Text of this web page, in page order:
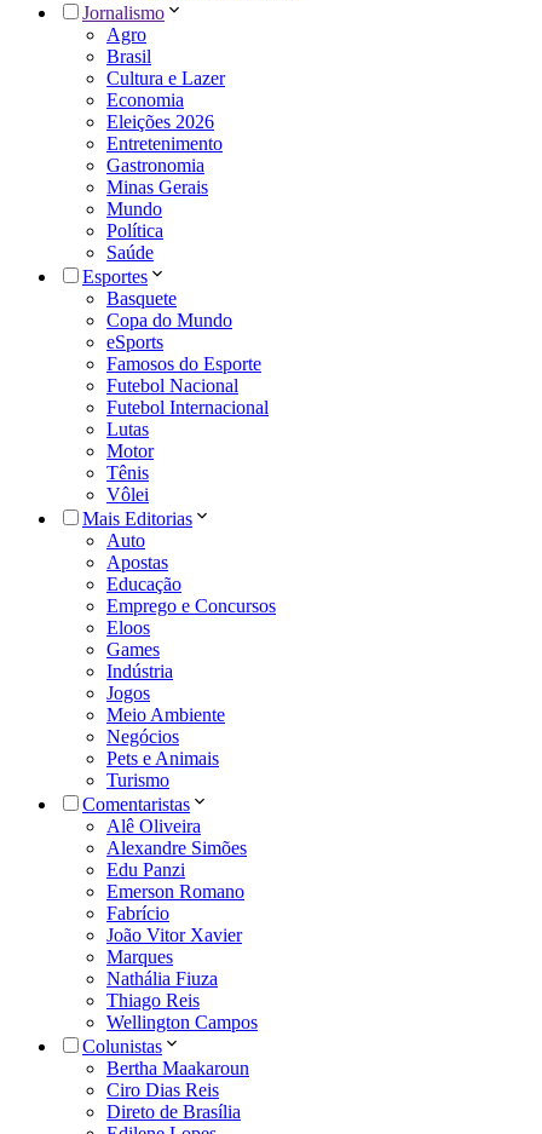
Jornalismo
Agro
Brasil
Cultura e Lazer
Economia
Eleições 2026
Entretenimento
Gastronomia
Minas Gerais
Mundo
Política
Saúde
Esportes
Basquete
Copa do Mundo
eSports
Famosos do Esporte
Futebol Nacional
Futebol Internacional
Lutas
Motor
Tênis
Vôlei
Mais Editorias
Auto
Apostas
Educação
Emprego e Concursos
Eloos
Games
Indústria
Jogos
Meio Ambiente
Negócios
Pets e Animais
Turismo
Comentaristas
Alê Oliveira
Alexandre Simões
Edu Panzi
Emerson Romano
Fabrício
João Vitor Xavier
Marques
Nathália Fiuza
Thiago Reis
Wellington Campos
Colunistas
Bertha Maakaroun
Ciro Dias Reis
Direto de Brasília